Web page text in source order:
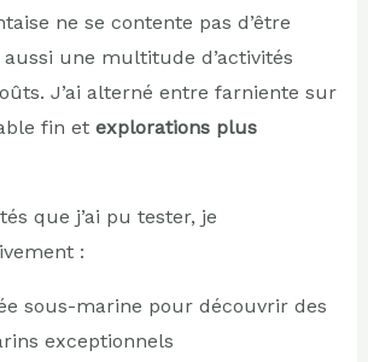
ne se contente pas d’être
une multitude d’activités
J’ai alterné entre farniente sur
fin et explorations plus
que j’ai pu tester, je
:
sous-marine pour découvrir des
exceptionnels